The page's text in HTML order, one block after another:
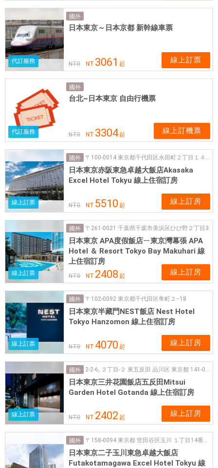
可
買
代訂服務
國外
日本東京～日本京都 新幹線車票
NT0 NT 3061 起 線上訂票
代訂服務
國外
台北~日本東京 自由行機票
NT0 NT 3304 起 線上訂機票
線上訂票
國外 〒100-0014 東京都千代田区永田町２丁目１４−3
日本東京赤阪東急卓越大飯店Akasaka
Excel Hotel Tokyu 線上住宿訂房
NT0 NT 5510 起 線上訂房
線上訂票
國外 〒261-0021 千葉県千葉市美浜区ひび野２丁目3
日本東京 APA度假飯店ㄧ東京灣幕張 APA
Hotel ＆ Resort Tokyo Bay Makuhari 線
上住宿訂房
NT0 NT 2408 起 線上訂房
線上訂票
國外 〒102-0092 東京都千代田区隼町２−18
日本東京半藏門NEST飯店 Nest Hotel
Tokyo Hanzomon 線上住宿訂房
NT0 NT 4070 起 線上訂房
線上訂票
國外 2-2-6, ２丁目-２ 東五反田 品川区 東京都 141-0022
日本東京三井花園飯店五反田Mitsui
Garden Hotel Gotanda 線上住宿訂房
NT0 NT 2402 起 線上訂房
國外 〒158-0094 東京都 世田谷区玉川 １丁目14番1号
日本東京二子玉川東急卓越大飯店
Futakotamagawa Excel Hotel Tokyu 線